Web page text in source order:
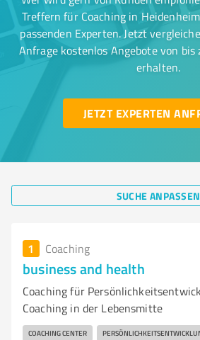
Treffern für Coaching in
passenden Experten. Jetzt
Anfrage kostenlos Angebote von
erhalten.
JETZT EXPERTEN
SUCHE ANPASSEN
1 Coaching
business and health
Coaching für
Coaching in der Lebensmitte
COACHING CENTER